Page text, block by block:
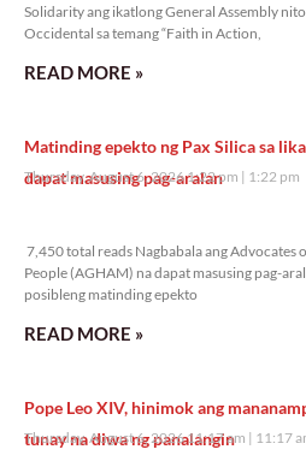
Solidarity ang ikatlong General Assembly nito
Occidental sa temang “Faith in Action,
READ MORE »
Matinding epekto ng Pax Silica sa
dapat masusing pag-aralan
Thursday, August 6, 2026 1:22 pm 1:22 pm
7,450 total reads Nagbabala ang Advocates
People (AGHAM) na dapat masusing pag-
posibleng matinding epekto
READ MORE »
Pope Leo XIV, hinimok ang
tunay na diwa ng panalangin
Thursday, August 6, 2026 11:17 am 11:17